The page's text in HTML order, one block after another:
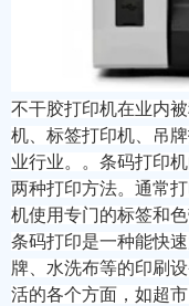
不干胶打印机在业内
机、标签打印机、吊
业行业。。条码打印
两种打印方法。通常
机使用专门的标签和色
条码打印是一种能快
牌、水洗布等的印刷
活的各个方面，如超